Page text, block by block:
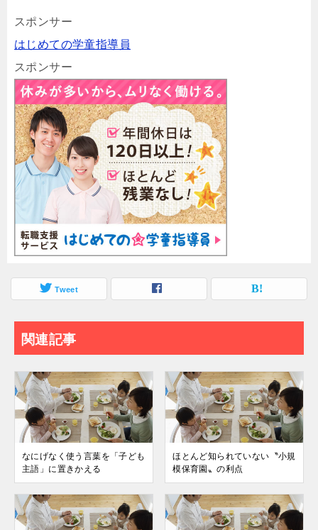
スポンサー
はじめての学童指導員
スポンサー
Tweet
関連記事
なにげなく使う言葉を「子ども
主語」に置きかえる
ほとんど知られていない〝小規
模保育園〟の利点